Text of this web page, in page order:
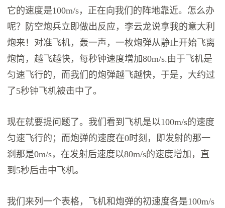
它的速度是100m/s，正在向我们的阵地靠近。怎么办
呢？防空炮兵立即做出反应，李云龙说拿我的意大利
炮来！对准飞机，轰一声，一枚炮弹从静止开始飞离
炮筒，越飞越快，每秒钟速度增加80m/s.由于飞机是
匀速飞行的，而我们的炮弹越飞越快，于是，大约过
了5秒钟飞机被击中了。
现在就要提问题了。我们看到飞机是以100m/s的速度
匀速飞行的；而炮弹的速度在0时刻，即发射的那一
刹那是0m/s，在发射后速度以80m/s的速度增加，直
到5秒后击中飞机。
我们来列一个表格，飞机和炮弹的初速度各是100m/s